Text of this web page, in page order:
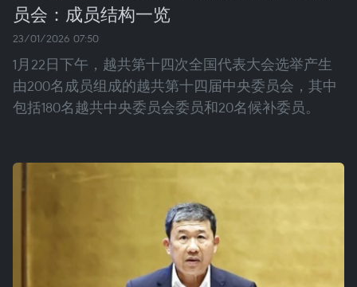
员会：成员结构一览
23/01/2026 07:50
1月22日下午，越共第十四次全国代表大会选举产生
由200名成员组成的越共第十四届中央委员会，其中
包括180名越共中央委员会委员和20名候补委员。